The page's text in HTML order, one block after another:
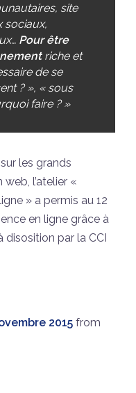
site
sociaux,
Pour être
riche et
de se
? », « sous
faire ? »
les grands
l’atelier «
» a permis au 12
en ligne grâce à
disosition par la CCI
2015 from